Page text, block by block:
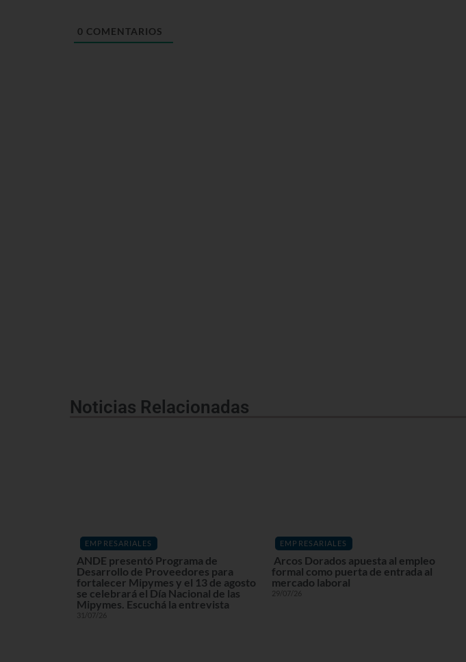
0 COMENTARIOS
Noticias Relacionadas
EMPRESARIALES
ANDE presentó Programa de
Desarrollo de Proveedores para
fortalecer Mipymes y el 13 de agosto
se celebrará el Día Nacional de las
Mipymes. Escuchá la entrevista
31/07/26
EMPRESARIALES
Arcos Dorados apuesta al empleo
formal como puerta de entrada al
mercado laboral
29/07/26